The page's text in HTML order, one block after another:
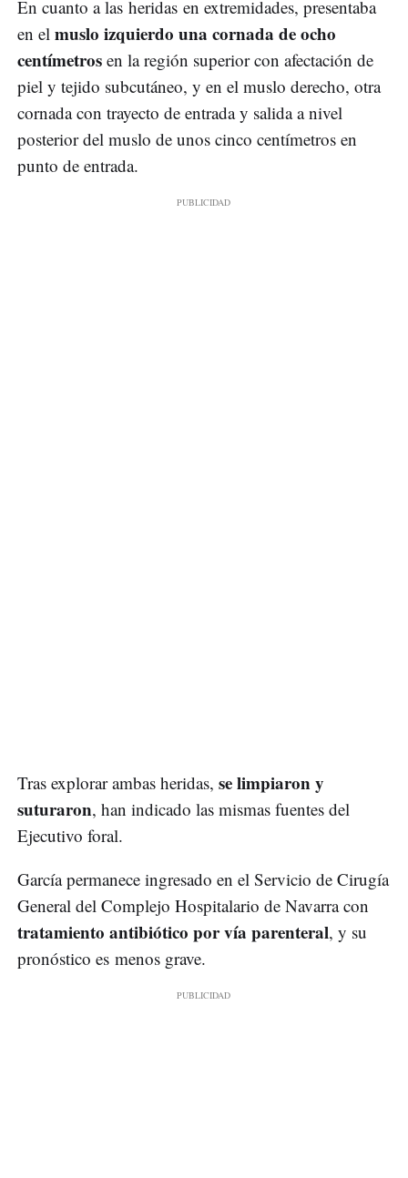
En cuanto a las heridas en extremidades, presentaba
en el muslo izquierdo una cornada de ocho
centímetros en la región superior con afectación de
piel y tejido subcutáneo, y en el muslo derecho, otra
cornada con trayecto de entrada y salida a nivel
posterior del muslo de unos cinco centímetros en
punto de entrada.
Tras explorar ambas heridas, se limpiaron y
suturaron, han indicado las mismas fuentes del
Ejecutivo foral.
García permanece ingresado en el Servicio de Cirugía
General del Complejo Hospitalario de Navarra con
tratamiento antibiótico por vía parenteral, y su
pronóstico es menos grave.